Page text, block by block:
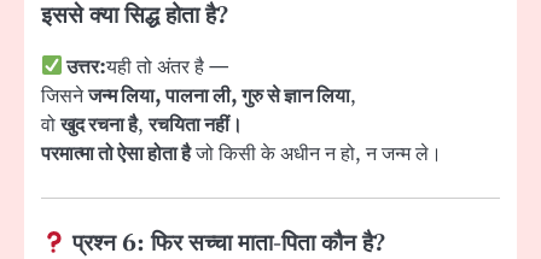
इससे क्या सिद्ध होता है?
उत्तर:यही तो अंतर है —
जिसनेजन्म लिया, पालना ली, गुरु से ज्ञान लिया,
वोखुद रचना है,रचयिता नहीं।
परमात्मा तो ऐसा होता हैजो किसी के अधीन न हो, न जन्म ले।
प्रश्न 6: फिर सच्चा माता-पिता कौन है?